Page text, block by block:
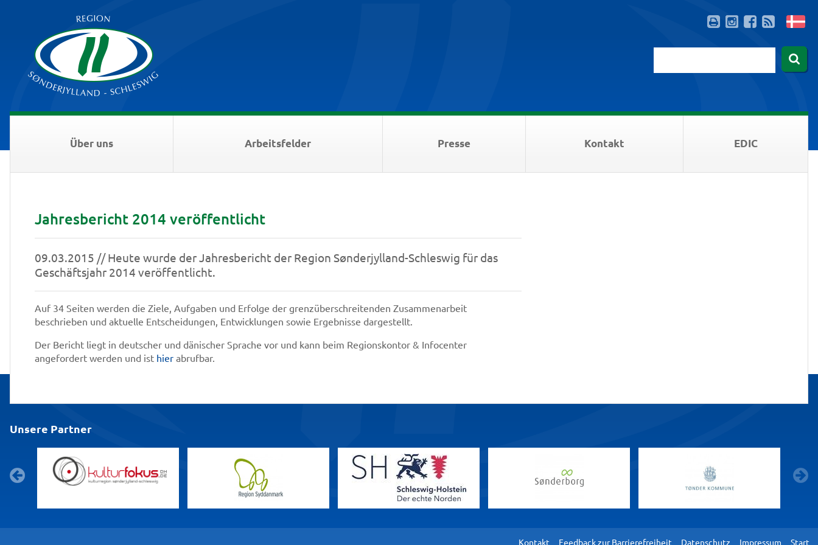
Über uns Arbeitsfelder Presse Kontakt EDIC
Jahresbericht 2014 veröffentlicht
09.03.2015 // Heute wurde der Jahresbericht der Region Sønderjylland-Schleswig für das
Geschäftsjahr 2014 veröffentlicht.
Auf 34 Seiten werden die Ziele, Aufgaben und Erfolge der grenzüberschreitenden Zusammenarbeit
beschrieben und aktuelle Entscheidungen, Entwicklungen sowie Ergebnisse dargestellt.
Der Bericht liegt in deutscher und dänischer Sprache vor und kann beim Regionskontor & Infocenter
angefordert werden und ist hier abrufbar.
Unsere Partner
Kontakt Feedback zur Barrierefreiheit Datenschutz Impressum Start